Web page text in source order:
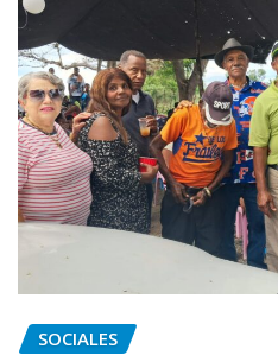
SOCIALES